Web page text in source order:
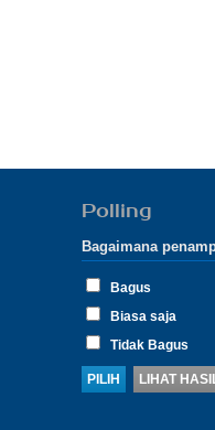
Polling
Bagaimana
Bagus
Biasa saja
Tidak Bagus